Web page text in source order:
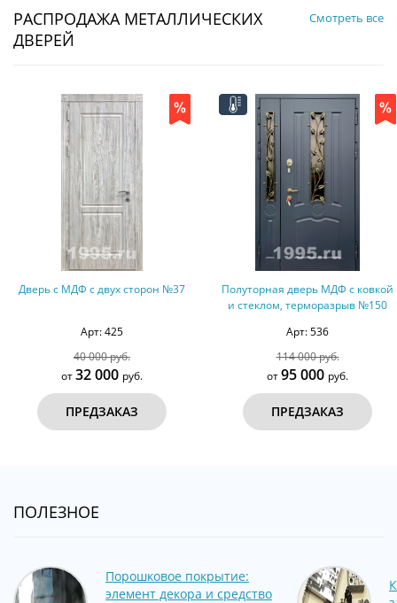
РАСПРОДАЖА МЕТАЛЛИЧЕСКИХ
ДВЕРЕЙ
Смотреть все
Дверь с МДФ с двух сторон №37
Арт: 425
40 000 руб.
от32 000 руб.
ПРЕДЗАКАЗ
Полуторная дверь МДФ с ковкой
и стеклом, терморазрыв №150
Арт: 536
114 000 руб.
от95 000 руб.
ПРЕДЗАКАЗ
ПОЛЕЗНОЕ
Порошковое покрытие:
элемент декора и средство